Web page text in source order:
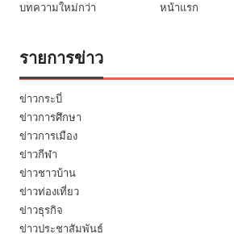
บทความใหม่กว่า หน้าแรก
รายการข่าว
ข่าวกระบี่
ข่าวการศึกษา
ข่าวการเมือง
ข่าวกีฬา
ข่าวชาวบ้าน
ข่าวท่องเที่ยว
ข่าวธุรกิจ
ข่าวประชาสัมพันธ์